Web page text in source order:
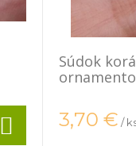
Súdok
3,70 € /